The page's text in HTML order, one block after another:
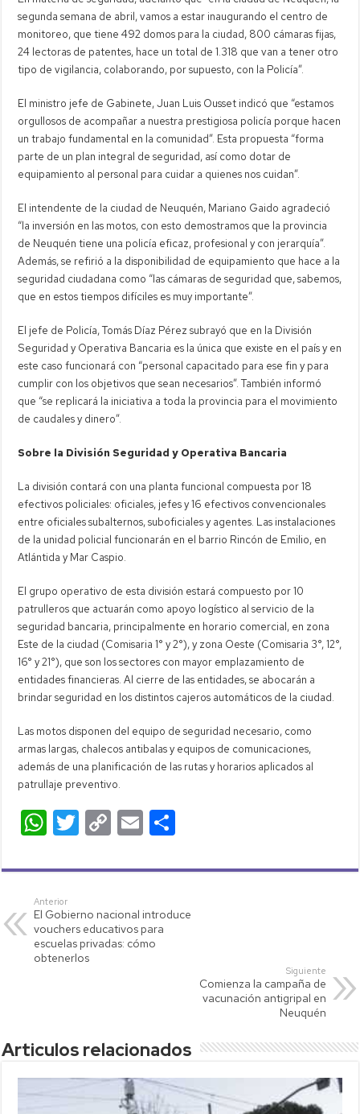
segunda semana de abril, vamos a estar inaugurando el centro de
monitoreo, que tiene 492 domos para la ciudad, 800 cámaras fijas,
24 lectoras de patentes, hace un total de 1.318 que van a tener otro
tipo de vigilancia, colaborando, por supuesto, con la Policía”.
El ministro jefe de Gabinete, Juan Luis Ousset indicó que “estamos
orgullosos de acompañar a nuestra prestigiosa policía porque hacen
un trabajo fundamental en la comunidad”. Esta propuesta “forma
parte de un plan integral de seguridad, así como dotar de
equipamiento al personal para cuidar a quienes nos cuidan”.
El intendente de la ciudad de Neuquén, Mariano Gaido agradeció
“la inversión en las motos, con esto demostramos que la provincia
de Neuquén tiene una policía eficaz, profesional y con jerarquía”.
Además, se refirió a la disponibilidad de equipamiento que hace a la
seguridad ciudadana como “las cámaras de seguridad que, sabemos,
que en estos tiempos difíciles es muy importante”.
El jefe de Policía, Tomás Díaz Pérez subrayó que en la División
Seguridad y Operativa Bancaria es la única que existe en el país y en
este caso funcionará con “personal capacitado para ese fin y para
cumplir con los objetivos que sean necesarios”. También informó
que “se replicará la iniciativa a toda la provincia para el movimiento
de caudales y dinero”.
Sobre la División Seguridad y Operativa Bancaria
La división contará con una planta funcional compuesta por 18
efectivos policiales: oficiales, jefes y 16 efectivos convencionales
entre oficiales subalternos, suboficiales y agentes. Las instalaciones
de la unidad policial funcionarán en el barrio Rincón de Emilio, en
Atlántida y Mar Caspio.
El grupo operativo de esta división estará compuesto por 10
patrulleros que actuarán como apoyo logístico al servicio de la
seguridad bancaria, principalmente en horario comercial, en zona
Este de la ciudad (Comisaria 1° y 2°), y zona Oeste (Comisaria 3°, 12°,
16° y 21°), que son los sectores con mayor emplazamiento de
entidades financieras. Al cierre de las entidades, se abocarán a
brindar seguridad en los distintos cajeros automáticos de la ciudad.
Las motos disponen del equipo de seguridad necesario, como
armas largas, chalecos antibalas y equipos de comunicaciones,
además de una planificación de las rutas y horarios aplicados al
patrullaje preventivo.
W
at
s
A
p
T
tt
C
p
Li
nk
E
ail m
ar
Anterior
El Gobierno nacional introduce
vouchers educativos para
escuelas privadas: cómo
obtenerlos
Siguiente
Comienza la campaña de
vacunación antigripal en
Neuquén
Articulos relacionados